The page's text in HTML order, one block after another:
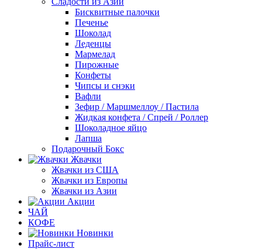
Бисквитные палочки
Печенье
Шоколад
Леденцы
Мармелад
Пирожные
Конфеты
Чипсы и снэки
Вафли
Зефир / Маршмеллоу / Пастила
Жидкая конфета / Спрей / Роллер
Шоколадное яйцо
Лапша
Подарочный Бокс
Жвачки
Жвачки из США
Жвачки из Европы
Жвачки из Азии
Акции
ЧАЙ
КОФЕ
Новинки
Прайс-лист